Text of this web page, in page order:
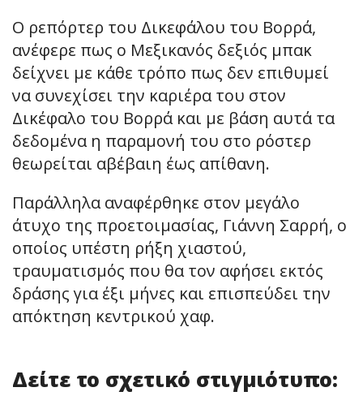
Ο ρεπόρτερ του Δικεφάλου του Βορρά,
ανέφερε πως ο Μεξικανός δεξιός μπακ
δείχνει με κάθε τρόπο πως δεν επιθυμεί
να συνεχίσει την καριέρα του στον
Δικέφαλο του Βορρά και με βάση αυτά τα
δεδομένα η παραμονή του στο ρόστερ
θεωρείται αβέβαιη έως απίθανη.
Παράλληλα αναφέρθηκε στον μεγάλο
άτυχο της προετοιμασίας, Γιάννη Σαρρή, ο
οποίος υπέστη ρήξη χιαστού,
τραυματισμός που θα τον αφήσει εκτός
δράσης για έξι μήνες και επισπεύδει την
απόκτηση κεντρικού χαφ.
Δείτε το σχετικό στιγμιότυπο: